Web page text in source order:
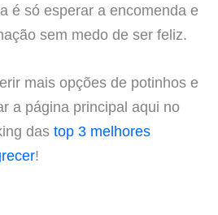
é só esperar a encomenda e
sem medo de ser feliz.
mais opções de potinhos e
a página principal aqui no
das top 3 melhores
!